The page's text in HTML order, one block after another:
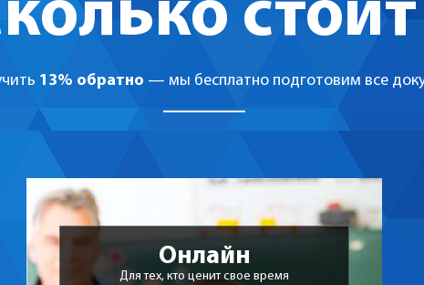
13% обратно — мы бесплатно подготовим все
Онлайн
Для тех, кто ценит свое время